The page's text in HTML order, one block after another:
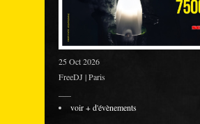
25 Oct 2026
FreeDJ | Paris
voir + d'évènements